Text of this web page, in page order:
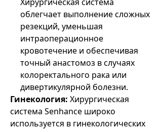
облегчает выполнение сложных
резекций, уменьшая
интраоперационное
кровотечение и обеспечивая
точный анастомоз в случаях
колоректального рака или
дивертикулярной болезни.
Гинекология: Хирургическая
система Senhance широко
используется в гинекологических